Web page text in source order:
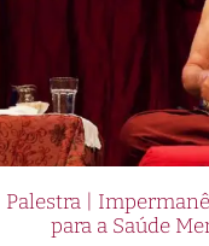
Palestra |
para a Saúde